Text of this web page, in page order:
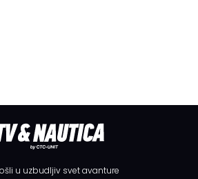
u uzbudljiv svet avanture